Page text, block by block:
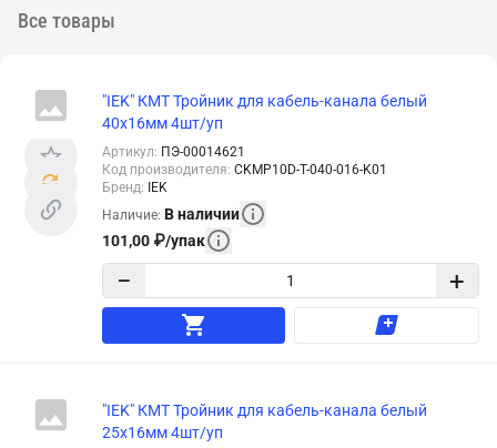
Все товары
"IEK" КМТ Тройник для кабель-канала белый
40x16мм 4шт/уп
Артикул: ПЭ-00014621
Код производителя: CKMP10D-T-040-016-K01
Бренд:
IEK
Наличие: В наличии
101,00 ₽/упак
− +
"IEK" КМТ Тройник для кабель-канала белый
25x16мм 4шт/уп